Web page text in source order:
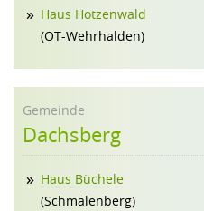
Haus Hotzenwald
(OT-Wehrhalden)
Gemeinde
Dachsberg
Haus Büchele
(Schmalenberg)